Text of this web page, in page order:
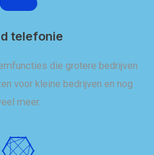
telefonie
die grotere bedrijven
voor kleine bedrijven en nog
meer.